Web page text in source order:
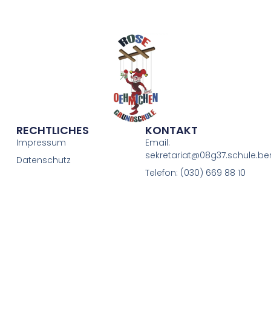
RECHTLICHES
Impressum
Datenschutz
KONTAKT
Email:
Telefon: (030) 669 88 10